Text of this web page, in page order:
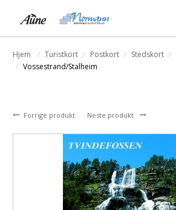
Hjem Turistkort Postkort Stedskort
Vossestrand/Stalheim
Forrige produkt Neste produkt